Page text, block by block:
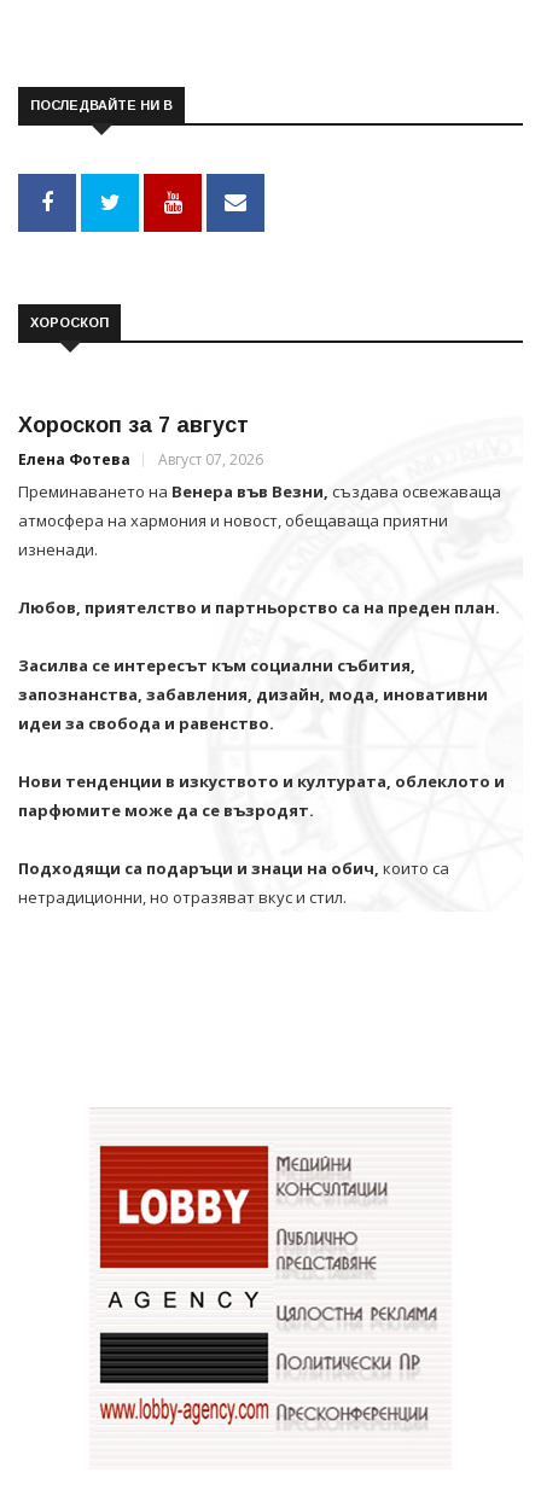
ПОСЛЕДВАЙТЕ НИ В
ХОРОСКОП
Хороскоп за 7 август
Елена Фотева Август 07, 2026
Преминаването на Венера във Везни, създава освежаваща
атмосфера на хармония и новост, обещаваща приятни
изненади.
Любов, приятелство и партньорство са на преден план.
Засилва се интересът към социални събития,
запознанства, забавления, дизайн, мода, иновативни
идеи за свобода и равенство.
Нови тенденции в изкуството и културата, облеклото и
парфюмите може да се възродят.
Подходящи са подаръци и знаци на обич, които са
нетрадиционни, но отразяват вкус и стил.